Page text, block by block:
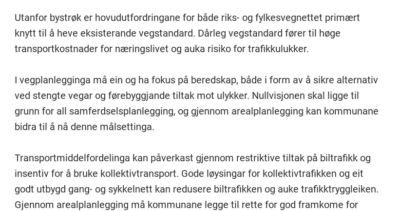
Utanfor bystrøk er hovudutfordringane for både riks- og fylkesvegnettet primært
knytt til å heve eksisterande vegstandard. Dårleg vegstandard fører til høge
transportkostnader for næringslivet og auka risiko for trafikkulukker.
I vegplanlegginga må ein og ha fokus på beredskap, både i form av å sikre alternativ
ved stengte vegar og førebyggjande tiltak mot ulykker. Nullvisjonen skal ligge til
grunn for all samferdselsplanlegging, og gjennom arealplanlegging kan kommunane
bidra til å nå denne målsettinga.
Transportmiddelfordelinga kan påverkast gjennom restriktive tiltak på biltrafikk og
insentiv for å bruke kollektivtransport. Gode løysingar for kollektivtrafikken og eit
godt utbygd gang- og sykkelnett kan redusere biltrafikken og auke trafikktryggleiken.
Gjennom arealplanlegging må kommunane legge til rette for god framkome for